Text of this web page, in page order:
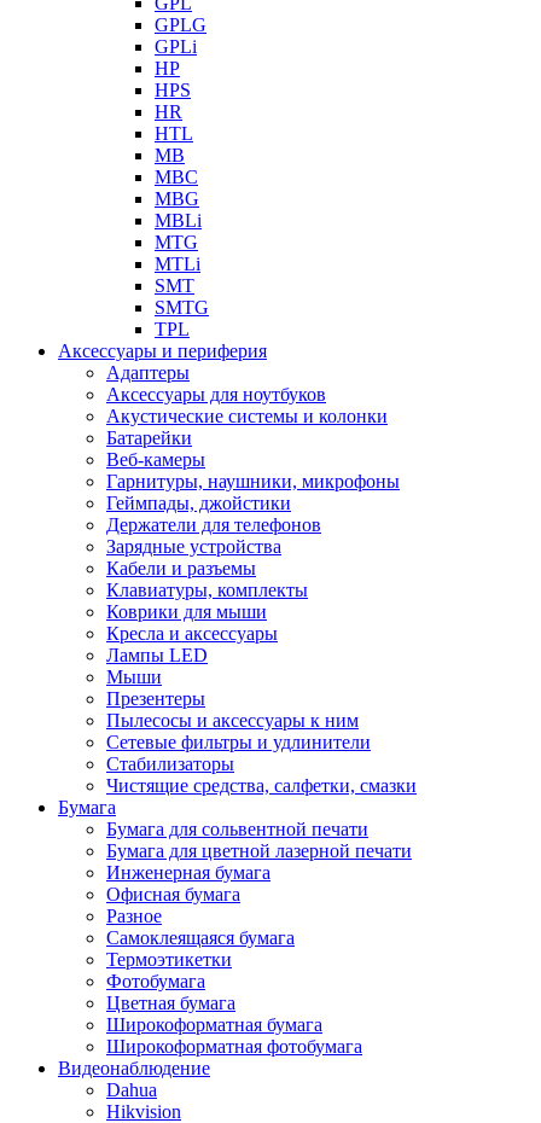
GPLG
GPLi
HP
HPS
HR
HTL
MB
MBC
MBG
MBLi
MTG
MTLi
SMT
SMTG
TPL
Аксессуары и периферия
Адаптеры
Аксессуары для ноутбуков
Акустические системы и колонки
Батарейки
Веб-камеры
Гарнитуры, наушники, микрофоны
Геймпады, джойстики
Держатели для телефонов
Зарядные устройства
Кабели и разъемы
Клавиатуры, комплекты
Коврики для мыши
Кресла и аксессуары
Лампы LED
Мыши
Презентеры
Пылесосы и аксессуары к ним
Сетевые фильтры и удлинители
Стабилизаторы
Чистящие средства, салфетки, смазки
Бумага
Бумага для сольвентной печати
Бумага для цветной лазерной печати
Инженерная бумага
Офисная бумага
Разное
Самоклеящаяся бумага
Термоэтикетки
Фотобумага
Цветная бумага
Широкоформатная бумага
Широкоформатная фотобумага
Видеонаблюдение
Dahua
Hikvision